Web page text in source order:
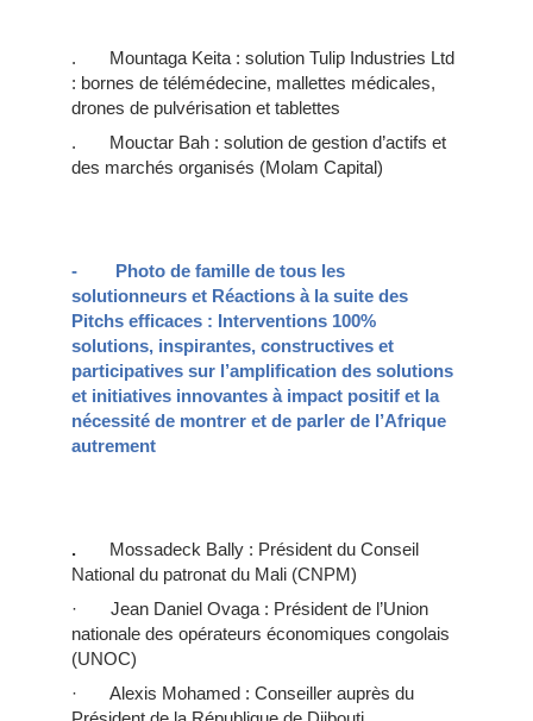
. Mountaga Keita : solution Tulip Industries Ltd
: bornes de télémédecine, mallettes médicales,
drones de pulvérisation et tablettes
. Mouctar Bah : solution de gestion d’actifs et
des marchés organisés (Molam Capital)
- Photo de famille de tous les
solutionneurs et Réactions à la suite des
Pitchs efficaces : Interventions 100%
solutions, inspirantes, constructives et
participatives sur l’amplification des solutions
et initiatives innovantes à impact positif et la
nécessité de montrer et de parler de l’Afrique
autrement
. Mossadeck Bally : Président du Conseil
National du patronat du Mali (CNPM)
· Jean Daniel Ovaga : Président de l’Union
nationale des opérateurs économiques congolais
(UNOC)
· Alexis Mohamed : Conseiller auprès du